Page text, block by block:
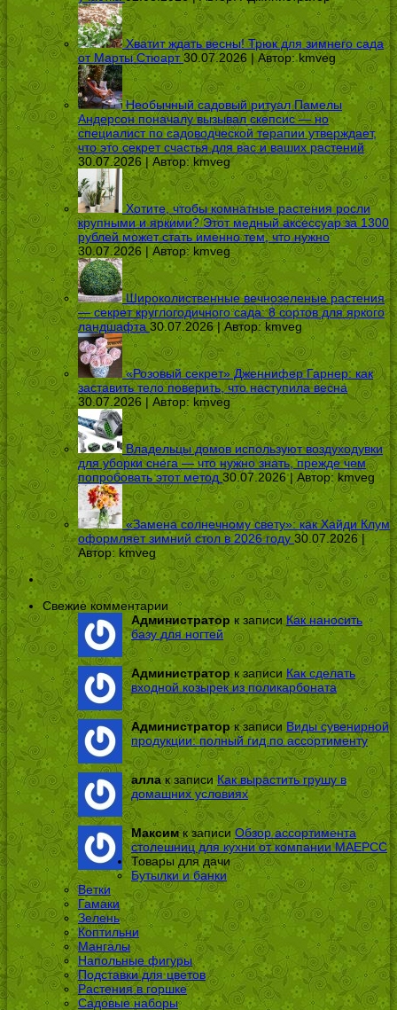
Хватит ждать весны! Трюк для зимнего сада
от Марты Стюарт 30.07.2026 | Автор:kmveg
Необычный садовый ритуал Памелы
Андерсон поначалу вызывал скепсис — но
специалист по садоводческой терапии утверждает,
что это секрет счастья для вас и ваших растений
30.07.2026 | Автор:kmveg
Хотите, чтобы комнатные растения росли
крупными и яркими? Этот медный аксессуар за 1300
рублей может стать именно тем, что нужно
30.07.2026 | Автор:kmveg
Широколиственные вечнозеленые растения
— секрет круглогодичного сада: 8 сортов для яркого
ландшафта 30.07.2026 | Автор:kmveg
«Розовый секрет» Дженнифер Гарнер: как
заставить тело поверить, что наступила весна
30.07.2026 | Автор: kmveg
Владельцы домов используют воздуходувки
для уборки снега — что нужно знать, прежде чем
попробовать этот метод 30.07.2026 | Автор:kmveg
«Замена солнечному свету»: как Хайди Клум
оформляет зимний стол в 2026 году 30.07.2026 |
Автор: kmveg
Свежие комментарии
Администратор к записи Как наносить
базу для ногтей
Администраторк записи Как сделать
входной козырек из поликарбоната
Администраторк записи Виды сувенирной
продукции: полный гид по ассортименту
аллак записи Как вырастить грушу в
домашних условиях
Максимк записи Обзор ассортимента
столешниц для кухни от компании МАЕРСС
Товары для дачи
Бутылки и банки
Ветки
Гамаки
Зелень
Коптильни
Мангалы
Напольные фигуры
Подставки для цветов
Растения в горшке
Садовые наборы